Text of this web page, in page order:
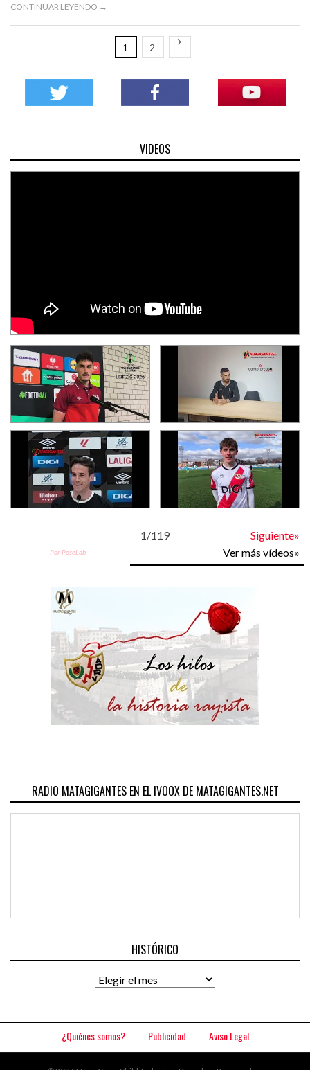
CONTINUAR LEYENDO →
1 2
VIDEOS
1/119 Siguiente»
Por PoseLab Ver más vídeos»
RADIO MATAGIGANTES EN EL IVOOX DE MATAGIGANTES.NET
HISTÓRICO
Histórico
¿Quiénes somos? Publicidad Aviso Legal